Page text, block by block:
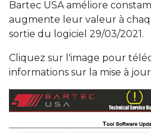
Bartec USA améliore
augmente leur valeur à
sortie du logiciel 29/03/2021.
Cliquez sur l'image pour
informations sur la mise à